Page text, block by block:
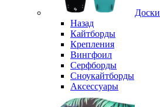
Доски
Назад
Кайтборды
Крепления
Вингфоил
Серфборды
Сноукайтборды
Аксессуары